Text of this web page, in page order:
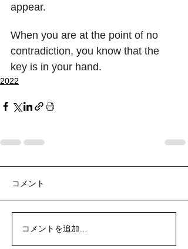
appear.
When you are at the point of no
contradiction, you know that the
key is in your hand.
2022
コメント
コメントを追加…